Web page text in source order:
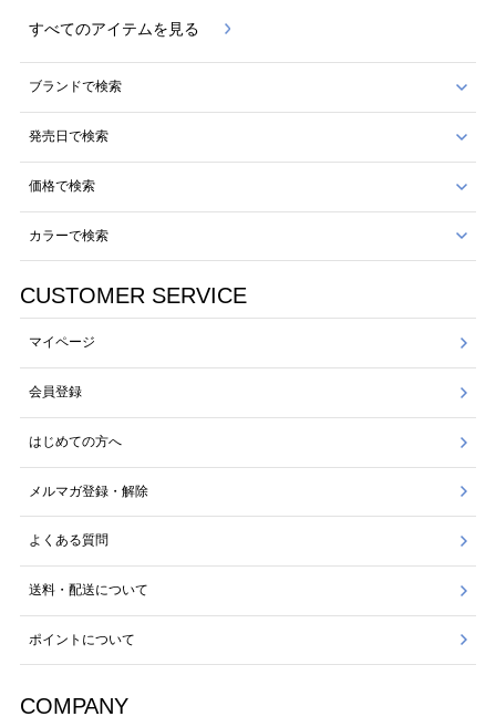
すべてのアイテムを見る
ブランドで検索
発売日で検索
価格で検索
カラーで検索
CUSTOMER SERVICE
マイページ
会員登録
はじめての方へ
メルマガ登録・解除
よくある質問
送料・配送について
ポイントについて
COMPANY